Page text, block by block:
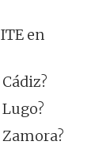
en
Zamora?